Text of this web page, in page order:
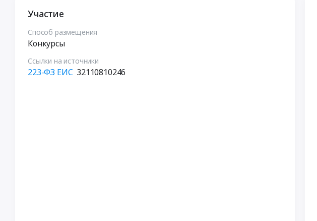
Участие
Способ размещения
Конкурсы
Ссылки на источники
223-ФЗ ЕИС 32110810246